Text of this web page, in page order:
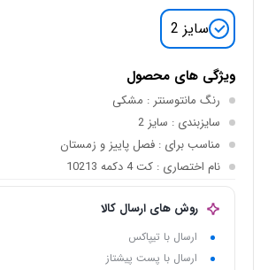
سایز 2
ویژگی های محصول
رنگ مانتوسنتر : مشکی
سایزبندی : سایز 2
مناسب برای : فصل پاییز و زمستان
نام اختصاری : کت 4 دکمه 10213
روش های ارسال کالا
ارسال با تیپاکس
ارسال با پست پیشتاز